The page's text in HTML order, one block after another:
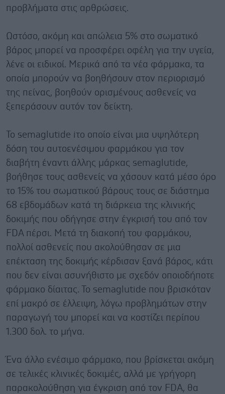
προβλήματα στις αρθρώσεις.
Ωστόσο, ακόμη και απώλεια 5% στο σωματικό
βάρος μπορεί να προσφέρει οφέλη για την υγεία,
λένε οι ειδικοί. Μερικά από τα νέα φάρμακα, τα
οποία μπορούν να βοηθήσουν στον περιορισμό
της πείνας, βοηθούν ορισμένους ασθενείς να
ξεπεράσουν αυτόν τον δείκτη.
Το semaglutide iτο οποίο είναι μια υψηλότερη
δόση του αυτοενέσιμου φαρμάκου για τον
διαβήτη έναντι άλλης μάρκας semaglutide,
βοήθησε τους ασθενείς να χάσουν κατά μέσο όρο
το 15% του σωματικού βάρους τους σε διάστημα
68 εβδομάδων κατά τη διάρκεια της κλινικής
δοκιμής που οδήγησε στην έγκρισή του από τον
FDA πέρσι. Μετά τη διακοπή του φαρμάκου,
πολλοί ασθενείς που ακολούθησαν σε μια
επέκταση της δοκιμής κέρδισαν ξανά βάρος, κάτι
που δεν είναι ασυνήθιστο με σχεδόν οποιοδήποτε
φάρμακο δίαιτας. Το semaglutide που βρισκόταν
επί μακρό σε έλλειψη, λόγω προβλημάτων στην
παραγωγή του μπορεί και να κοστίζει περίπου
1.300 δολ. το μήνα.
Ένα άλλο ενέσιμο φάρμακο, που βρίσκεται ακόμη
σε τελικές κλινικές δοκιμές, αλλά με γρήγορη
παρακολούθηση για έγκριση από τον FDA, θα